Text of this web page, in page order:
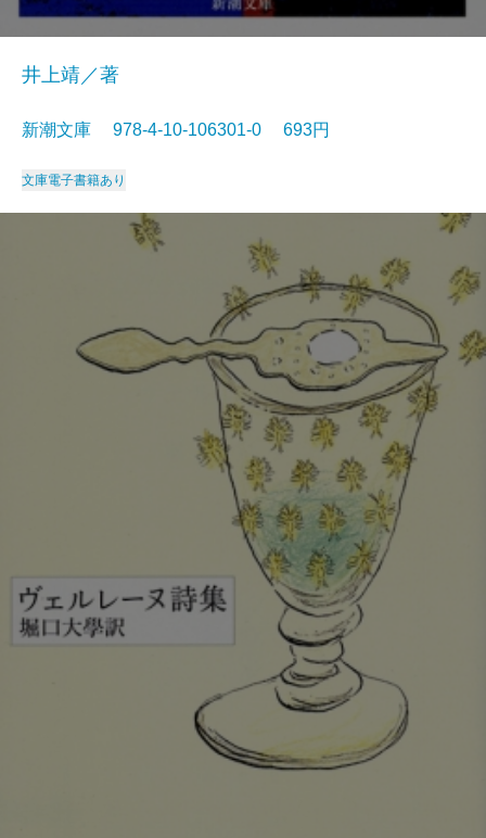
井上靖／著
新潮文庫 978-4-10-106301-0 693円
文庫電子書籍あり